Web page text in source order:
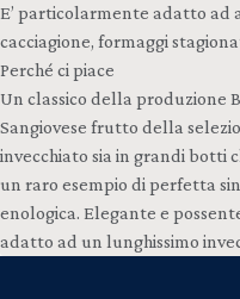
E’ particolarmente adatto ad
cacciagione, formaggi
Perché ci piace
Un classico della produzione
Sangiovese frutto della
invecchiato sia in grandi botti
un raro esempio di perfetta
enologica. Elegante e
adatto ad un lunghissimo